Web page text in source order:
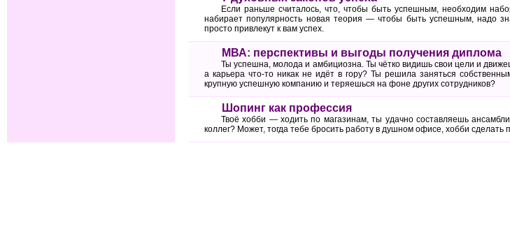
Если раньше считалось, что, чтобы быть успешным, необходим
набирает популярность новая теория — чтобы быть успешным, надо
просто привлекут к вам успех.
МВА: перспективы и выгоды получения диплома
Ты успешна, молода и амбициозна. Ты чётко видишь свои цели и
а карьера что-то никак не идёт в гору? Ты решила заняться
крупную успешную компанию и теряешься на фоне других сотрудников?
Шопинг как профессия
Твоё хобби — ходить по магазинам, ты удачно составляешь
коллег? Может, тогда тебе бросить работу в душном офисе, хобби